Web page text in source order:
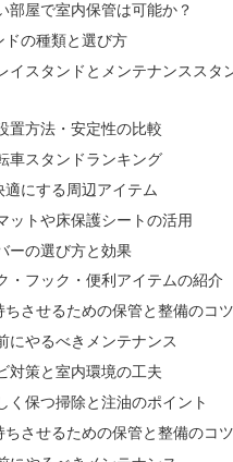
部屋で室内保管は可能か？
ドの種類と選び方
イスタンドとメンテナンススタ
置方法・安定性の比較
車スタンドランキング
適にする周辺アイテム
ットや床保護シートの活用
ーの選び方と効果
・フック・便利アイテムの紹介
ちさせるための保管と整備のコツ
にやるべきメンテナンス
対策と室内環境の工夫
く保つ掃除と注油のポイント
ちさせるための保管と整備のコツ